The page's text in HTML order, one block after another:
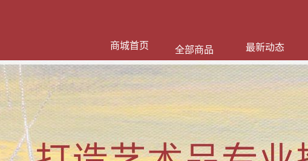
商城首页 全部商品 最新动态